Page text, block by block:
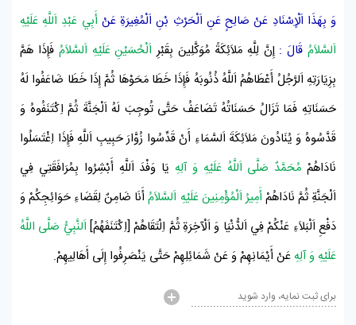
وَ بِهَذَا اَلْإِسْنَادِ عَنْ صَالِحٍعَنِ اَلْحَرْثِ بْنِ اَلْمُغِيرَةِعَنْ أَبِي عَبْدِ اَللَّهِ عَلَيْهِ
اَلسَّلاَمُقَالَ : إِنَّ لِلَّهِ مَلاَئِكَةً مُوَكَّلِينَ بِقَبْرِاَلْحُسَيْنِ عَلَيْهِ اَلسَّلاَمُ فَإِذَا هَمَّ
بِزِيَارَتِهِ اَلرَّجُلُ أَعْطَاهُمُ اَللَّهُ ذُنُوبَهُ فَإِذَا خَطَا مَحَوْهَا ثُمَّ إِذَا خَطَا ضَاعَفُوا لَهُ
حَسَنَاتِهِ فَمَا تَزَالُ حَسَنَاتُهُ تَضَاعَفُ حَتَّى تُوجِبَ لَهُاَلْجَنَّةَ ثُمَّ اِكْتَنَفُوهُ وَ
قَدَّسُوهُ وَ يُنَادُونَ مَلاَئِكَةَ اَلسَّمَاءِ أَنْ قَدِّسُوا زُوَّارَ حَبِيبِ اَللَّهِ فَإِذَا اِغْتَسَلُوا
نَادَاهُمْ مُحَمَّدٌ صَلَّى اَللَّهُ عَلَيْهِ وَ آلِهِ يَا وَفْدَ اَللَّهِ أَبْشِرُوا بِمُرَافَقَتِي فِي
اَلْجَنَّةِ ثُمَّ نَادَاهُمْأَمِيرُ اَلْمُؤْمِنِينَ عَلَيْهِ اَلسَّلاَمُأَنَا ضَامِنٌ لِقَضَاءِ حَوَائِجِكُمْ وَ
دَفْعِ اَلْبَلاَءِ عَنْكُمْ فِي اَلدُّنْيَا وَ اَلْآخِرَةِ ثُمَّ اِلْتَقَاهُمْ [اِكْتَنَفَهُمُ] اَلنَّبِيُّ صَلَّى اللَّهُ
عَلَيْهِ وَ آلِهِعَنْ أَيْمَانِهِمْ وَ عَنْ شَمَائِلِهِمْ حَتَّى يَنْصَرِفُوا إِلَى أَهَالِيهِمْ.
برای ثبت نمایه، وارد شوید